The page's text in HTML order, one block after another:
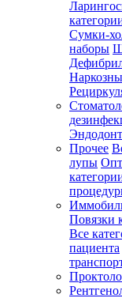
Сумки-
наборы
Прочее
лупы
Повязки
Все
пациента